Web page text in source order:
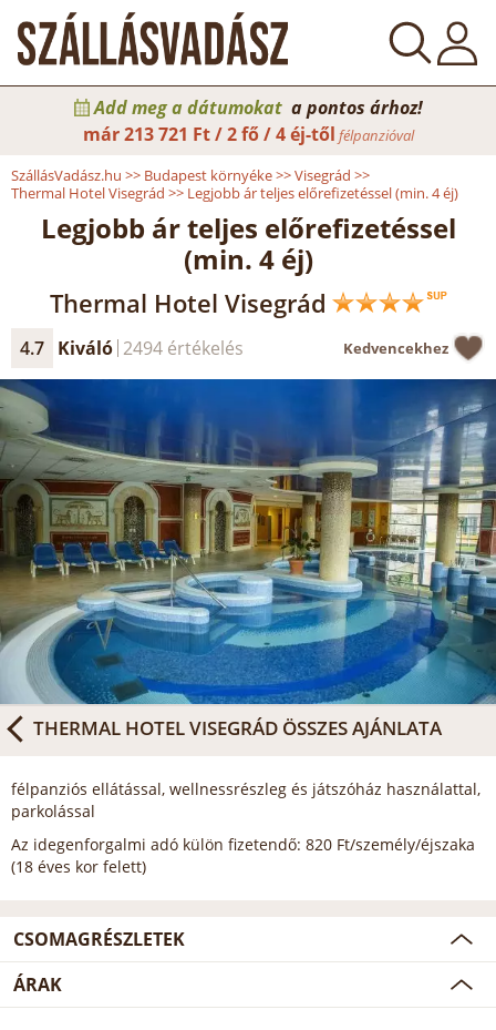
Add meg a dátumokat a pontos árhoz!
már213 721 Ft / 2 fő / 4 éj-től félpanzióval
SzállásVadász.hu >> Budapest környéke>>Visegrád >>
Thermal Hotel Visegrád >> Legjobb ár teljes előrefizetéssel (min. 4 éj)
Legjobb ár teljes előrefizetéssel
(min. 4 éj)
Thermal Hotel Visegrád
4.7 Kiváló 2494 értékelés Kedvencekhez
THERMAL HOTEL VISEGRÁD ÖSSZES AJÁNLATA
félpanziós ellátással, wellnessrészleg és játszóház használattal,
parkolással
Az idegenforgalmi adó külön fizetendő: 820 Ft/személy/éjszaka
(18 éves kor felett)
CSOMAGRÉSZLETEK
ÁRAK